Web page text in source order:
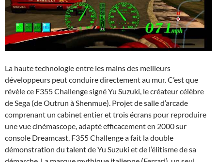
La haute technologie entre les mains des meilleurs
développeurs peut conduire directement au mur. C’est que
révèle ce F355 Challenge signé Yu Suzuki, le créateur célèbre
de Sega (de Outrun à Shenmue). Projet de salle d’arcade
comprenant un cabinet entier et trois écrans pour reproduire
une vue cinémascope, adapté efficacement en 2000 sur
console Dreamcast, F355 Challenge a fait la double
démonstration du talent de Yu Suzuki et de l’élitisme de sa